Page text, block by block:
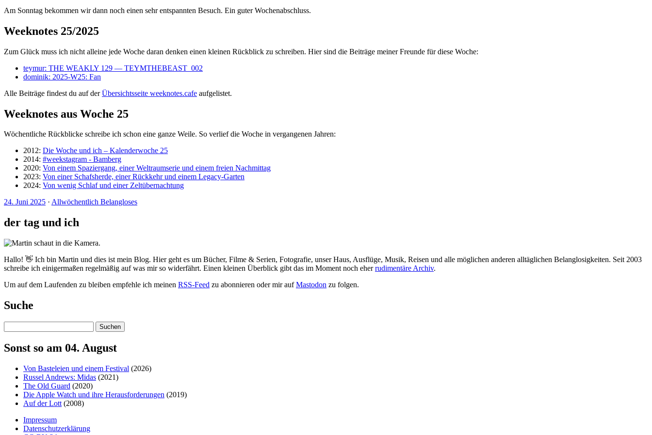
Am Sonntag bekommen wir dann noch einen sehr entspannten Besuch. Ein guter Wochenabschluss.
Weeknotes 25/2025
Zum Glück muss ich nicht alleine jede Woche daran denken einen kleinen Rückblick zu schreiben. Hier sind die Beiträge meiner Freunde für diese Woche:
teymur: THE WEAKLY 129 — TEYMTHEBEAST_002
dominik: 2025-W25: Fan
Alle Beiträge findest du auf derÜbersichtsseite weeknotes.cafe aufgelistet.
Weeknotes aus Woche 25
Wöchentliche Rückblicke schreibe ich schon eine ganze Weile. So verlief die Woche in vergangenen Jahren:
2012: Die Woche und ich – Kalenderwoche 25
2014: #weekstagram - Bamberg
2020: Von einem Spaziergang, einer Weltraumserie und einem freien Nachmittag
2023: Von einer Schafsherde, einer Rückkehr und einem Legacy-Garten
2024: Von wenig Schlaf und einer Zeltübernachtung
24. Juni 2025 · Allwöchentlich Belangloses
der tag und ich
Hallo! 👋 Ich bin Martin und dies ist mein Blog. Hier geht es um Bücher, Filme & Serien, Fotografie, unser Haus, Ausflüge, Musik, Reisen und alle möglichen anderen alltäglichen Belanglosigkeiten. Seit 2003
schreibe ich einigermaßen regelmäßig auf was mir so widerfährt. Einen kleinen Überblick gibt das im Moment noch eherrudimentäre Archiv.
Um auf dem Laufenden zu bleiben empfehle ich meinen RSS-Feed zu abonnieren oder mir aufMastodon zu folgen.
Suche
Suchen
Sonst so am 04. August
Von Basteleien und einem Festival (2026)
Russel Andrews: Midas (2021)
The Old Guard (2020)
Die Apple Watch und ihre Herausforderungen (2019)
Auf der Lott (2008)
Impressum
Datenschutzerklärung